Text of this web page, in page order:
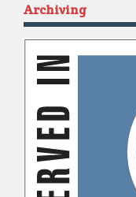
Archiving